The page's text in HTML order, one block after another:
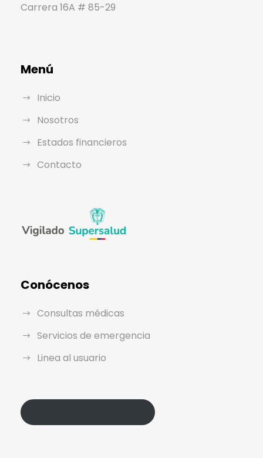
Carrera 16A # 85-29
Menú
Inicio
Nosotros
Estados financieros
Contacto
Conócenos
Consultas médicas
Servicios de emergencia
Linea al usuario